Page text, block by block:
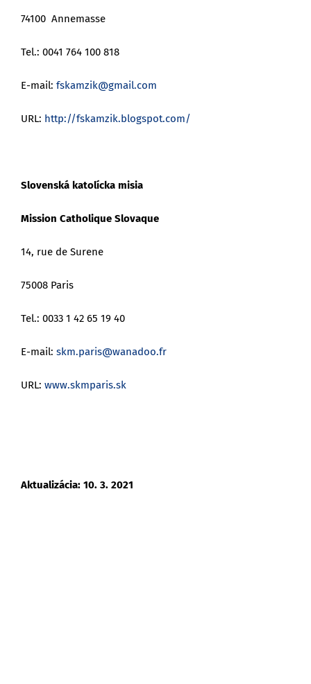
74100 Annemasse
Tel.: 0041 764 100 818
E-mail: fskamzik@gmail.com
URL: http://fskamzik.blogspot.com/
Slovenská katolícka misia
Mission Catholique Slovaque
14, rue de Surene
75008 Paris
Tel.: 0033 1 42 65 19 40
E-mail: skm.paris@wanadoo.fr
URL: www.skmparis.sk
Aktualizácia: 10. 3. 2021